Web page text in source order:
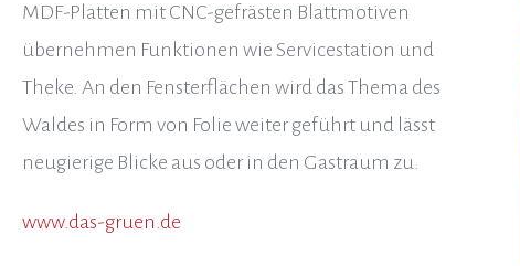
MDF-Platten mit CNC-gefrästen Blattmotiven
übernehmen Funktionen wie Servicestation und
Theke. An den Fensterflächen wird das Thema des
Waldes in Form von Folie weiter geführt und lässt
neugierige Blicke aus oder in den Gastraum zu.
www.das-gruen.de